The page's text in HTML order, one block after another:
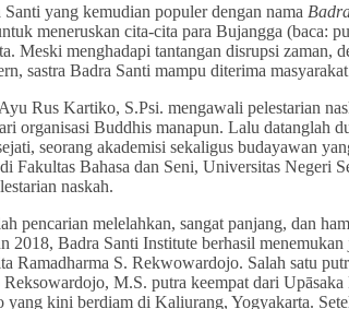
Santi yang kemudian populer dengan nama
meneruskan cita-cita para Bujangga (baca:
Meski menghadapi tantangan disrupsi zaman,
sastra Badra Santi mampu diterima
Rus Kartiko, S.Psi. mengawali pelestarian
organisasi Buddhis manapun. Lalu datanglah
seorang akademisi sekaligus budayawan
Fakultas Bahasa dan Seni, Universitas Negeri
naskah.
pencarian melelahkan, sangat panjang, dan
2018, Badra Santi Institute berhasil
Ramadharma S. Rekwowardojo. Salah satu
M.S. putra keempat dari Upāsaka
kini berdiam di Kaliurang, Yogyakarta.